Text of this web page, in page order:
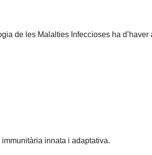
de les Malalties Infeccioses ha
innata i adaptativa.